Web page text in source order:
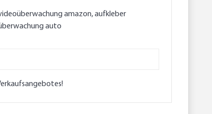
amazon, aufkleber
auto